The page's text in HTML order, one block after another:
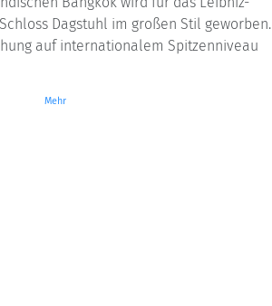
Dagstuhl im großen Stil geworben.
auf internationalem Spitzenniveau
Mehr